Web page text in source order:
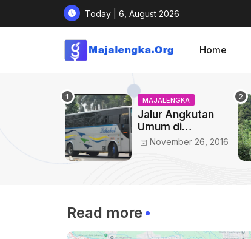
Today | 6, August 2026
Home
MAJALENGKA
Jalur Angkutan
Umum di
Majalengka
November 26, 2016
Read more